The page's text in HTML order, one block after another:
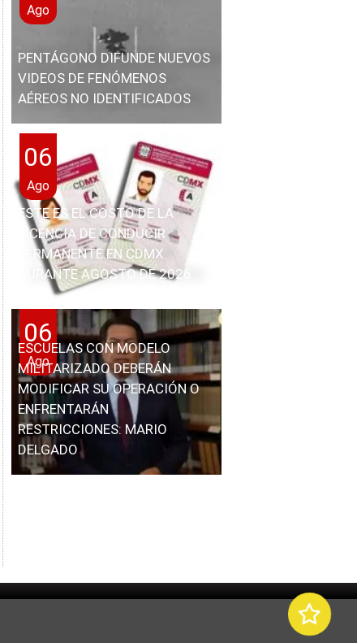
Ago
PENTÁGONO DIFUNDE NUEVOS
VIDEOS DE FENÓMENOS
AÉREOS NO IDENTIFICADOS
06
Ago
ESTE ES EL COSTO DE LA
LICENCIA DE CONDUCIR
PERMANENTE EN CDMX
DURANTE AGOSTO DE 2026
06
Ago
ESCUELAS CON MODELO
MILITARIZADO DEBERÁN
MODIFICAR SU OPERACIÓN O
ENFRENTARÁN
RESTRICCIONES: MARIO
DELGADO